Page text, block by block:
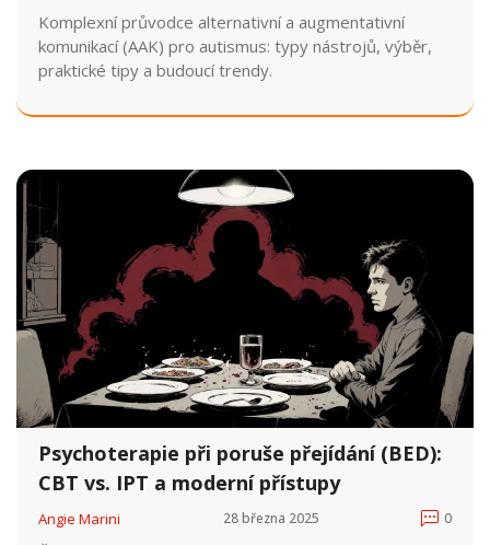
Komplexní průvodce alternativní a augmentativní
komunikací (AAK) pro autismus: typy nástrojů, výběr,
praktické tipy a budoucí trendy.
Psychoterapie při poruše přejídání (BED):
CBT vs. IPT a moderní přístupy
Angie Marini 28 března 2025 0